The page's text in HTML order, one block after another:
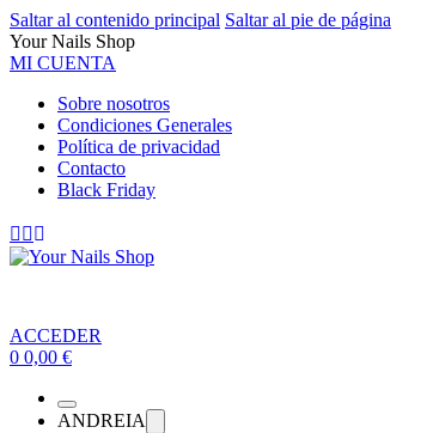
Saltar al contenido principal Saltar al pie de página
Your Nails Shop
MI CUENTA
Sobre nosotros
Condiciones Generales
Política de privacidad
Contacto
Black Friday
ACCEDER
0 0,00 €
ANDREIA